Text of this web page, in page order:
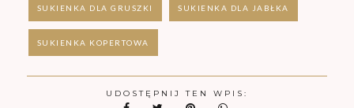
SUKIENKA DLA GRUSZKI SUKIENKA DLA JABŁKA
SUKIENKA KOPERTOWA
UDOSTĘPNIJ TEN WPIS: